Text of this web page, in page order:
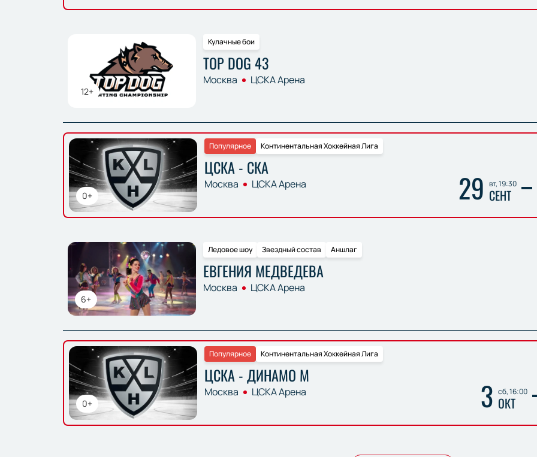
12+
Кулачные бои
TOP DOG 43
Москва ЦСКА Арена
0+
Континентальная Хоккейная Лига
Популярное
ЦСКА - СКА
Москва ЦСКА Арена 29 вт, 19:30
СЕНТ
6+
Ледовое шоу Звездный состав Аншлаг
ЕВГЕНИЯ МЕДВЕДЕВА
Москва ЦСКА Арена
0+
Континентальная Хоккейная Лига
Популярное
ЦСКА - ДИНАМО М
Москва ЦСКА Арена 3 сб, 16:00
ОКТ